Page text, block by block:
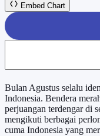
Embed Chart
Bulan Agustus selalu
Indonesia. Bendera
perjuangan terdengar di
mengikuti berbagai
cuma Indonesia yang